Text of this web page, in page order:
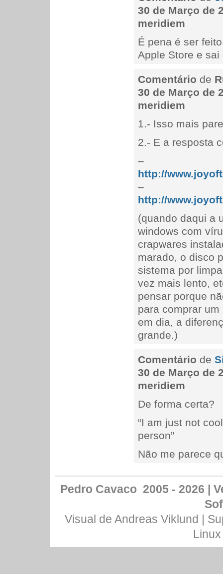
30 de Março de
meridiem
É pena é ser
Apple Store e
Comentário de
30 de Março de
meridiem
1.- Isso mais
2.- E a resposta
–
http://
–
http://
(quando daqui a
windows com
crapwares
marado, o disco
sistema por
vez mais lento,
pensar porque
para comprar
em dia, a
grande.)
Comentário de
30 de Março de
meridiem
De forma certa?
“I am just not
person”
Não me parece
Pedro Cavaco 2005 - 2026 |
Visual de Andreas Viklund |
Linux